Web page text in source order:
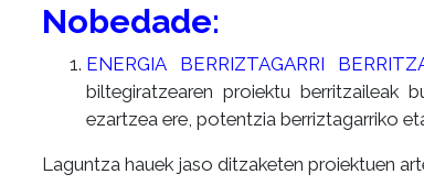
Nobedade:
ENERGIA BERRIZTAGARRI
biltegiratzearen proiektu berritzaileak
ezartzea ere, potentzia berriztagarriko
Laguntza hauek jaso ditzaketen proiektuen